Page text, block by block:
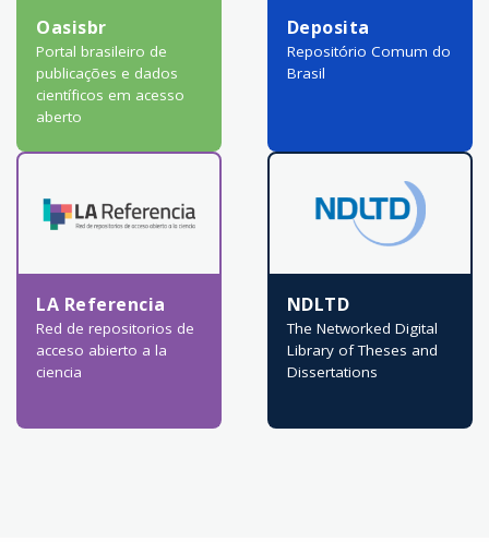
Oasisbr
Portal brasileiro de
publicações e dados
científicos em acesso
aberto
Deposita
Repositório Comum do
Brasil
LA Referencia
Red de repositorios de
acceso abierto a la
ciencia
NDLTD
The Networked Digital
Library of Theses and
Dissertations